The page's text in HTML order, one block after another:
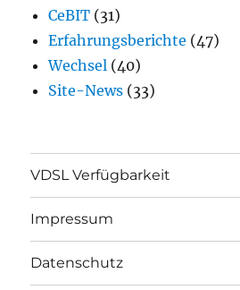
CeBIT (31)
Erfahrungsberichte (47)
Wechsel (40)
Site-News (33)
VDSL Verfügbarkeit
Impressum
Datenschutz